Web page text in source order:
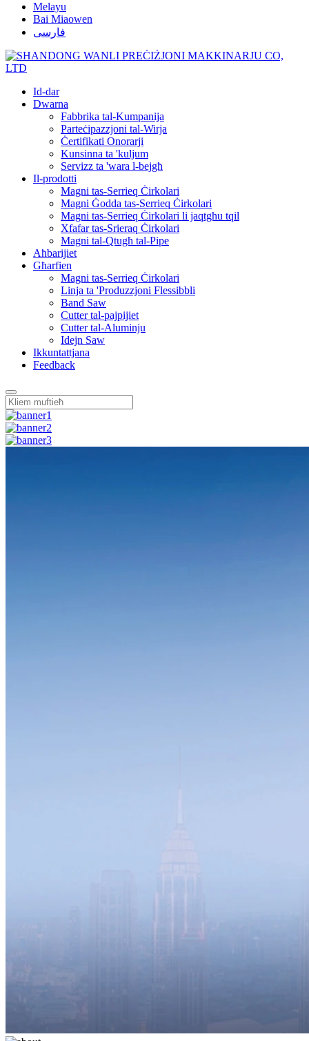
Melayu
Bai Miaowen
فارسی
Id-dar
Dwarna
Fabbrika tal-Kumpanija
Parteċipazzjoni tal-Wirja
Ċertifikati Onorarji
Kunsinna ta 'kuljum
Servizz ta 'wara l-bejgħ
Il-prodotti
Magni tas-Serrieq Ċirkolari
Magni Ġodda tas-Serrieq Ċirkolari
Magni tas-Serrieq Ċirkolari li jaqtgħu tqil
Xfafar tas-Srieraq Ċirkolari
Magni tal-Qtugħ tal-Pipe
Aħbarijiet
Għarfien
Magni tas-Serrieq Ċirkolari
Linja ta 'Produzzjoni Flessibbli
Band Saw
Cutter tal-pajpijiet
Cutter tal-Aluminju
Idejn Saw
Ikkuntattjana
Feedback